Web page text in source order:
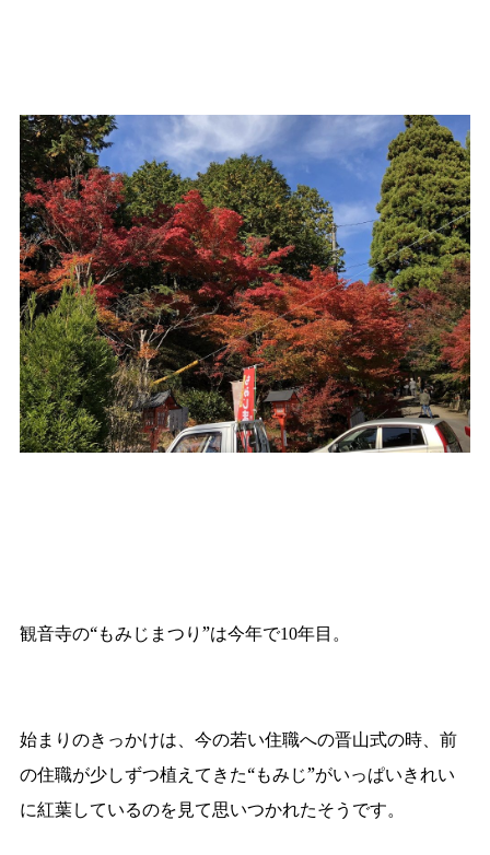
観音寺の“もみじまつり”は今年で10年目。
始まりのきっかけは、今の若い住職への晋山式の時、前
の住職が少しずつ植えてきた“もみじ”がいっぱいきれい
に紅葉しているのを見て思いつかれたそうです。